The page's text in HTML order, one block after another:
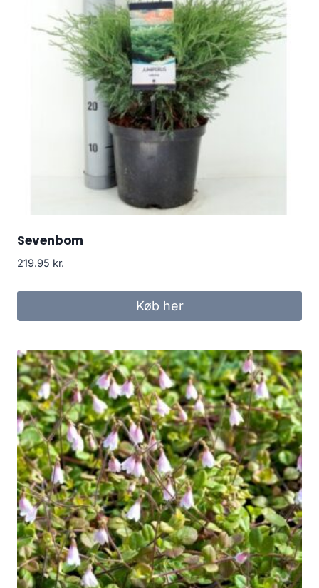
Sevenbom
219.95 kr.
Køb her